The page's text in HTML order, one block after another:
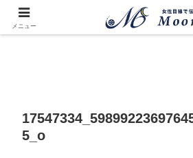
5_o
メニュー